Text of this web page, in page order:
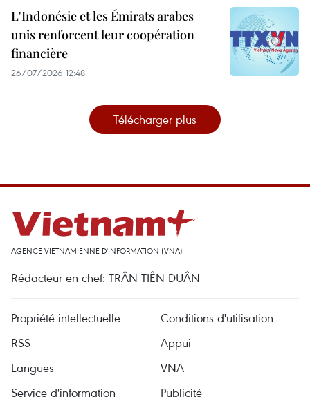
L'Indonésie et les Émirats arabes
unis renforcent leur coopération
financière
26/07/2026 12:48
Télécharger plus
AGENCE VIETNAMIENNE D'INFORMATION (VNA)
Rédacteur en chef: TRÂN TIÊN DUÂN
Propriété intellectuelle
Conditions d'utilisation
RSS
Appui
Langues
VNA
Service d'information
Publicité